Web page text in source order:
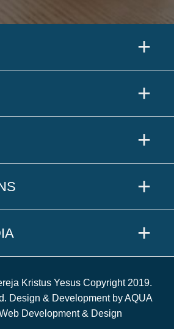
Kristus Yesus Copyright 2019.
Design & Development by AQUA
Development & Design